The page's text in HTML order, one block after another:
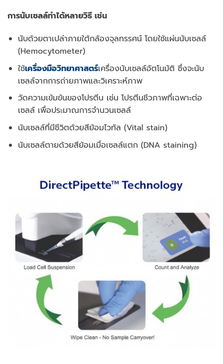
การนับเซลล์ทำได้หลายวิธี เช่น
นับด้วยตาเปล่าภายใต้กล้องจุลทรรศน์ โดยใช้แผ่นนับเซลล์
(Hemocytometer)
ใช้เครื่องมือวิทยาศาสตร์เครื่องนับเซลล์อัตโนมัติ ซึ่งจะนับ
เซลล์จากการถ่ายภาพและวิเคราะห์ภาพ
วัดความเข้มข้นของโปรตีน เช่น โปรตีนชีวภาพที่เฉพาะต่อ
เซลล์ เพื่อประมาณการจำนวนเซลล์
นับเซลล์ที่มีชีวิตด้วยสีย้อมไวทัล (Vital stain)
นับเซลล์ตายด้วยสีย้อมเมื่อเซลล์แตก (DNA staining)